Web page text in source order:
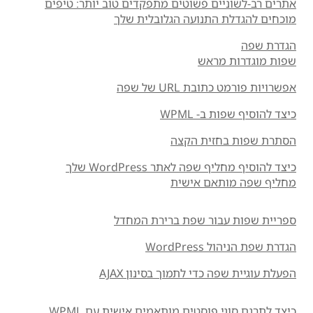
אתרים רב-לשוניים פשוטים מתפקדים טוב יותר: טיפים
מוכחים להגדלת התנועה הגלובלית שלך
הגדרת שפה
שפות מוגדרות מראש
אפשרויות פורמט כתובת URL של שפה
כיצד להוסיף שפות ב- WPML
הסתרת שפות בחזית הקצה
כיצד להוסיף מחליף שפה לאתר WordPress שלך
מחליף שפה מותאם אישית
ספריית שפות עבור שפת ברירת המחדל
הגדרת שפת הניהול WordPress
הפעלת עוגיית שפה כדי לתמוך בסינון AJAX